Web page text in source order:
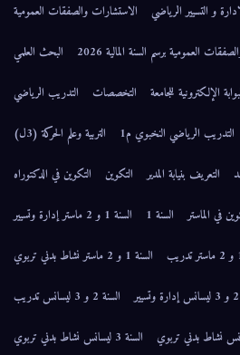
و التسيير الرياضي
الاستشارات والصفقات العمومية
العمومية برسم السنة المالية 2026
البحث العلمي
الإلكترونية للجامعة
التخصصات
التدريب الرياضي
التدريب الرياضي النخبوي م1
التربية وعلم الحركة (3ل)
التعريف بنيابة المدير التكوين
التكوين في الدكتوراه
في الماستر السنة 1
السنة 1 و 2 ماستر إدارة وتسيير
السنة 1 و 2 ماستر نشاط بدني تربوي
السنة 2 و 3 ليسانس تدريب
السنة 3 ليسانس نشاط بدني تربوي